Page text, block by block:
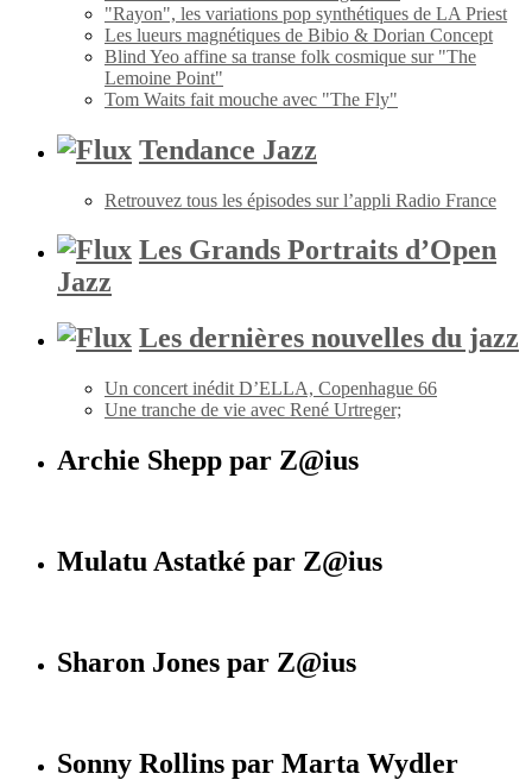
"Rayon", les variations pop synthétiques de LA Priest
Les lueurs magnétiques de Bibio & Dorian Concept
Blind Yeo affine sa transe folk cosmique sur "The
Lemoine Point"
Tom Waits fait mouche avec "The Fly"
Tendance Jazz
Retrouvez tous les épisodes sur l’appli Radio France
Les Grands Portraits d’Open
Jazz
Les dernières nouvelles du jazz
Un concert inédit D’ELLA, Copenhague 66
Une tranche de vie avec René Urtreger;
Archie Shepp par Z@ius
Mulatu Astatké par Z@ius
Sharon Jones par Z@ius
Sonny Rollins par Marta Wydler